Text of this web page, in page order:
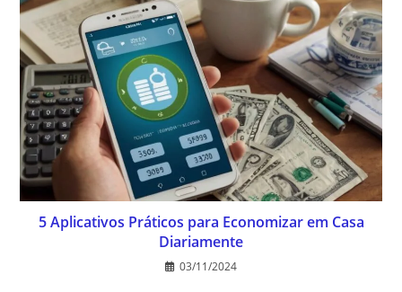
5 Aplicativos Práticos para Economizar em Casa
Diariamente
03/11/2024